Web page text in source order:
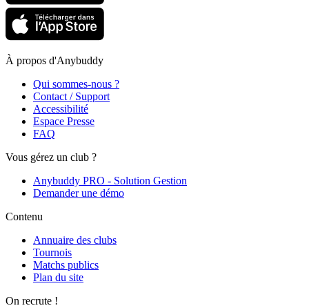
À propos d'Anybuddy
Qui sommes-nous ?
Contact / Support
Accessibilité
Espace Presse
FAQ
Vous gérez un club ?
Anybuddy PRO - Solution Gestion
Demander une démo
Contenu
Annuaire des clubs
Tournois
Matchs publics
Plan du site
On recrute !